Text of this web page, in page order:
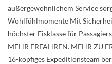
außergewöhnlichem Service
Wohlfühlmomente Mit
höchster Eisklasse für
MEHR ERFAHREN. MEHR ZU
16-köpfiges Expeditionsteam